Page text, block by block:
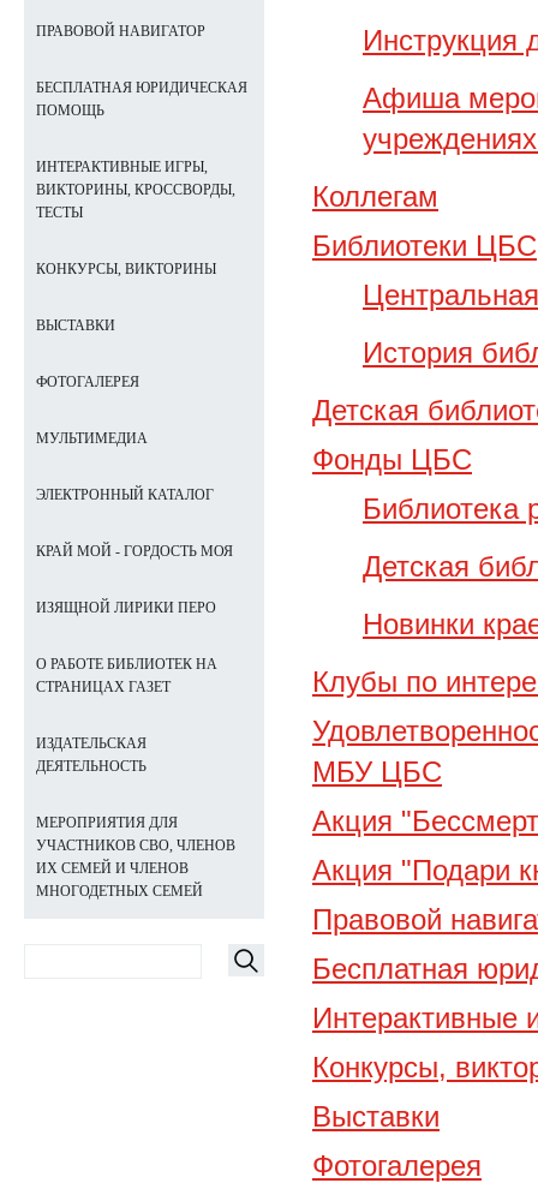
Инструкция
Афиша
Коллегам
Библиотеки ЦБС
История
Детская
Фонды ЦБС
Библиотека
Детская
Новинки
Клубы по
МБУ ЦБС
Акция
Акция "Подари
Правовой
Бесплатная
Интерактивные
Конкурсы,
Выставки
Фотогалерея
ПРАВОВОЙ НАВИГАТОР
БЕСПЛАТНАЯ ЮРИДИЧЕСКАЯ
ПОМОЩЬ
ИНТЕРАКТИВНЫЕ ИГРЫ,
ВИКТОРИНЫ, КРОССВОРДЫ,
ТЕСТЫ
КОНКУРСЫ, ВИКТОРИНЫ
ВЫСТАВКИ
ФОТОГАЛЕРЕЯ
МУЛЬТИМЕДИА
ЭЛЕКТРОННЫЙ КАТАЛОГ
КРАЙ МОЙ - ГОРДОСТЬ МОЯ
ИЗЯЩНОЙ ЛИРИКИ ПЕРО
О РАБОТЕ БИБЛИОТЕК НА
СТРАНИЦАХ ГАЗЕТ
ИЗДАТЕЛЬСКАЯ
ДЕЯТЕЛЬНОСТЬ
МЕРОПРИЯТИЯ ДЛЯ
УЧАСТНИКОВ СВО, ЧЛЕНОВ
ИХ СЕМЕЙ И ЧЛЕНОВ
МНОГОДЕТНЫХ СЕМЕЙ